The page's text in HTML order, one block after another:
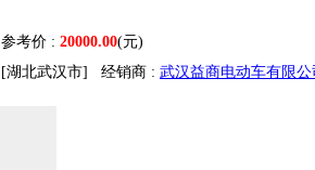
参考价 : 20000.00(元)
[湖北武汉市]
经销商 : 武汉益商电动车有限公